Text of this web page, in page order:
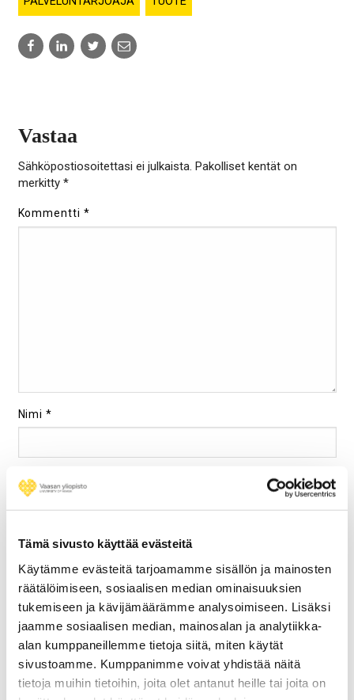
Tämä sivusto käyttää evästeitä
Käytämme evästeitä tarjoamamme sisällön ja mainosten
räätälöimiseen, sosiaalisen median ominaisuuksien
tukemiseen ja kävijämäärämme analysoimiseen. Lisäksi
jaamme sosiaalisen median, mainosalan ja analytiikka-
alan kumppaneillemme tietoja siitä, miten käytät
sivustoamme. Kumppanimme voivat yhdistää näitä
tietoja muihin tietoihin, joita olet antanut heille tai joita on
Share
to:
Share
to:
Share
to:
Share
to:
Vastaa
Sähköpostiosoitettasi ei julkaista. Pakolliset kentät on
merkitty *
Kommentti*
Nimi*
Sähköpostiosoite
Kotisivu
Tallenna Nimeni, Sähköpostiosoitteeni Ja Kotisivuni
Tähän Selaimeen Seuraavaa Kommentointikertaa